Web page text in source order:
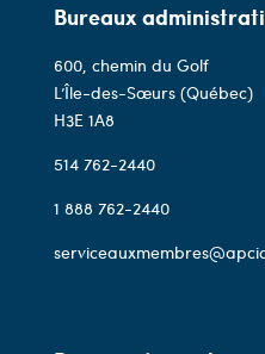
Bureaux
600, chemin du Golf
L’Île-des-Sœurs (Québec)
H3E 1A8
514 762-2440
1 888 762-2440